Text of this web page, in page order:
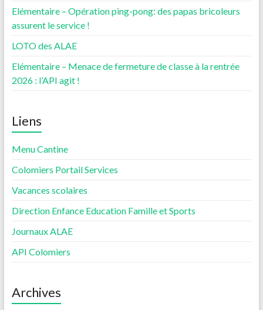
Elémentaire – Opération ping-pong: des papas bricoleurs
assurent le service !
LOTO des ALAE
Elémentaire – Menace de fermeture de classe à la rentrée
2026 : l’API agit !
Liens
Menu Cantine
Colomiers Portail Services
Vacances scolaires
Direction Enfance Education Famille et Sports
Journaux ALAE
API Colomiers
Archives